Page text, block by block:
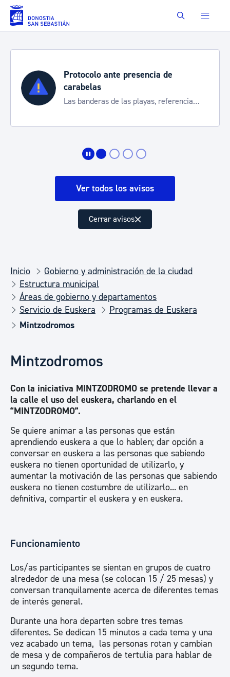
Saltar al contenido principal Buscar
Protocolo ante presencia de
carabelas
Las banderas de las playas, referencia
Ver todos los avisos
Cerrar avisos
Inicio
Gobierno y administración de la ciudad
Estructura municipal
Áreas de gobierno y departamentos
Servicio de Euskera
Programas de Euskera
Mintzodromos
Mintzodromos
Con la iniciativa MINTZODROMO se pretende llevar a
la calle el uso del euskera, charlando en el
“MINTZODROMO”.
Se quiere animar a las personas que están
aprendiendo euskera a que lo hablen; dar opción a
conversar en euskera a las personas que sabiendo
euskera no tienen oportunidad de utilizarlo, y
aumentar la motivación de las personas que sabiendo
euskera no tienen costumbre de utilizarlo... en
definitiva, compartir el euskera y en euskera.
Funcionamiento
Los/as participantes se sientan en grupos de cuatro
alrededor de una mesa (se colocan 15 / 25 mesas) y
conversan tranquilamente acerca de diferentes temas
de interés general.
Durante una hora departen sobre tres temas
diferentes. Se dedican 15 minutos a cada tema y una
vez acabado un tema, las personas rotan y cambian
de mesa y de compañeros de tertulia para hablar de
un segundo tema.